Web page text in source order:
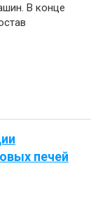
В конце
печей